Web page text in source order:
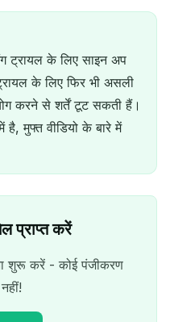
ट्रायल के लिए साइन अप
के लिए फिर भी असली
करने से शर्तें टूट सकती हैं।
मुफ्त वीडियो के बारे में
प्राप्त करें
शुरू करें - कोई पंजीकरण